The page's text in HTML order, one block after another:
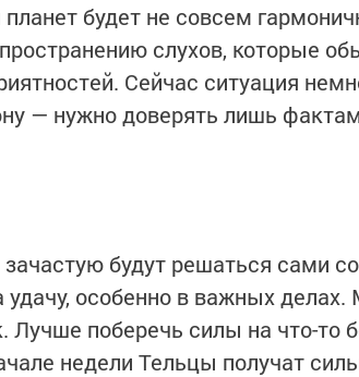
будет не совсем
слухов, которые
Сейчас ситуация
— нужно доверять лишь
будут решаться сами
удачу, особенно в важных
Лучше поберечь силы на что-то
недели Тельцы получат